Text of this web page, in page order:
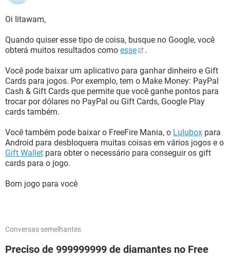
Oi Iitawam,
Quando quiser esse tipo de coisa, busque no Google, você
obterá muitos resultados como esse .
Você pode baixar um aplicativo para ganhar dinheiro e Gift
Cards para jogos. Por exemplo, tem o Make Money: PayPal
Cash & Gift Cards que permite que você ganhe pontos para
trocar por dólares no PayPal ou Gift Cards, Google Play
cards também.
Você também pode baixar o FreeFire Mania, o Lulubox para
Android para desbloquera muitas coisas em vários jogos e o
Gift Wallet para obter o necessário para conseguir os gift
cards para o jogo.
Bom jogo para você
Conversas semelhantes
Preciso de 999999999 de diamantes no Free